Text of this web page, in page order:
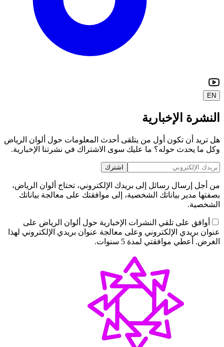
EN
النشرة الإخبارية
هل تريد أن تكون أول من يتلقى أحدث المعلومات حول ألوان الرياض
وكل ما يحدث حوله؟ ما عليك سوى الاشتراك في نشرتنا الإخبارية.
اشترك
من أجل إرسال رسائل إلى بريدك الإلكتروني، تحتاج ألوان الرياض،
بصفتها مدير بياناتك الشخصية، إلى موافقتك على معالجة بياناتك
الشخصية.
أوافق على تلقي النشرات الإخبارية حول ألوان الرياض على
عنوان بريدي الإلكتروني وعلى معالجة عنوان بريدي الإلكتروني لهذا
الغرض. أعطي موافقتي لمدة 5 سنوات.